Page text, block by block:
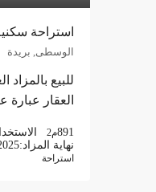
استراحة سكنية 891م حي البساتين الشرقي –
الوسطى, بريدة
للبيع
العقار
891م2
نهاية المزاد:
استراحة